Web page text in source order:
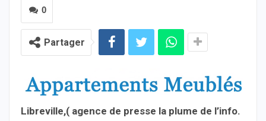
0
Partager
Libreville,( agence de presse la plume de l’info.